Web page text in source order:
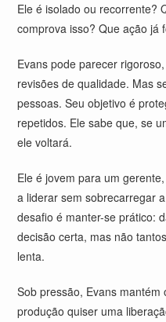
Ele é isolado ou recorrente?
comprova isso? Que ação já
Evans pode parecer
revisões de qualidade. Mas
pessoas. Seu objetivo é
repetidos. Ele sabe que, se
ele voltará.
Ele é jovem para um
a liderar sem sobrecarregar
desafio é manter-se prático:
decisão certa, mas não
lenta.
Sob pressão, Evans
produção quiser uma